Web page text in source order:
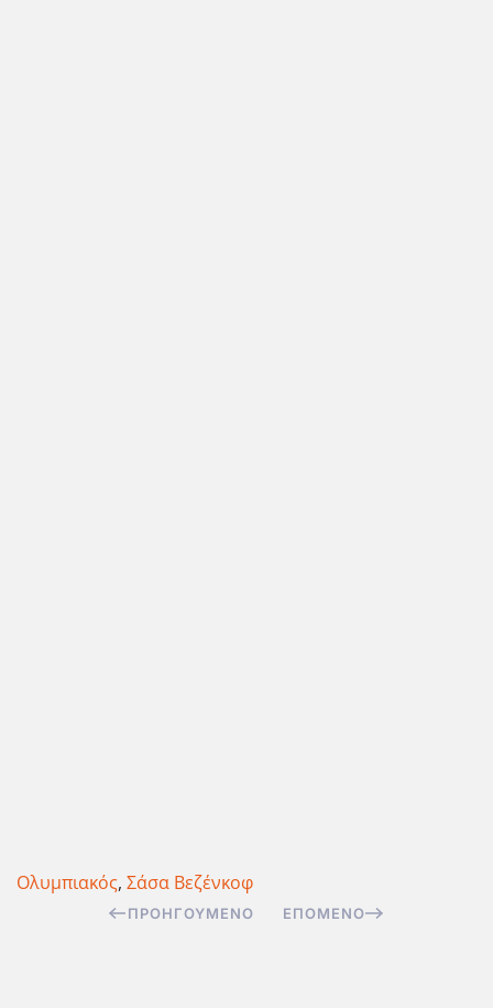
Ολυμπιακός, Σάσα Βεζένκοφ
ΠΡΟΗΓΟΎΜΕΝΟ ΕΠΌΜΕΝΟ